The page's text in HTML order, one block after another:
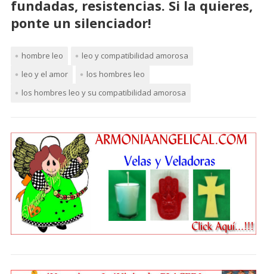
fundadas, resistencias. Si la quieres,
ponte un silenciador!
hombre leo
leo y compatibilidad amorosa
leo y el amor
los hombres leo
los hombres leo y su compatibilidad amorosa